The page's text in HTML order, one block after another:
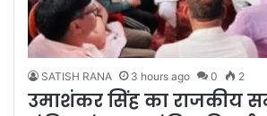
SATISH RANA 3 hours ago 0 2
उमाशंकर सिंह का राजकीय